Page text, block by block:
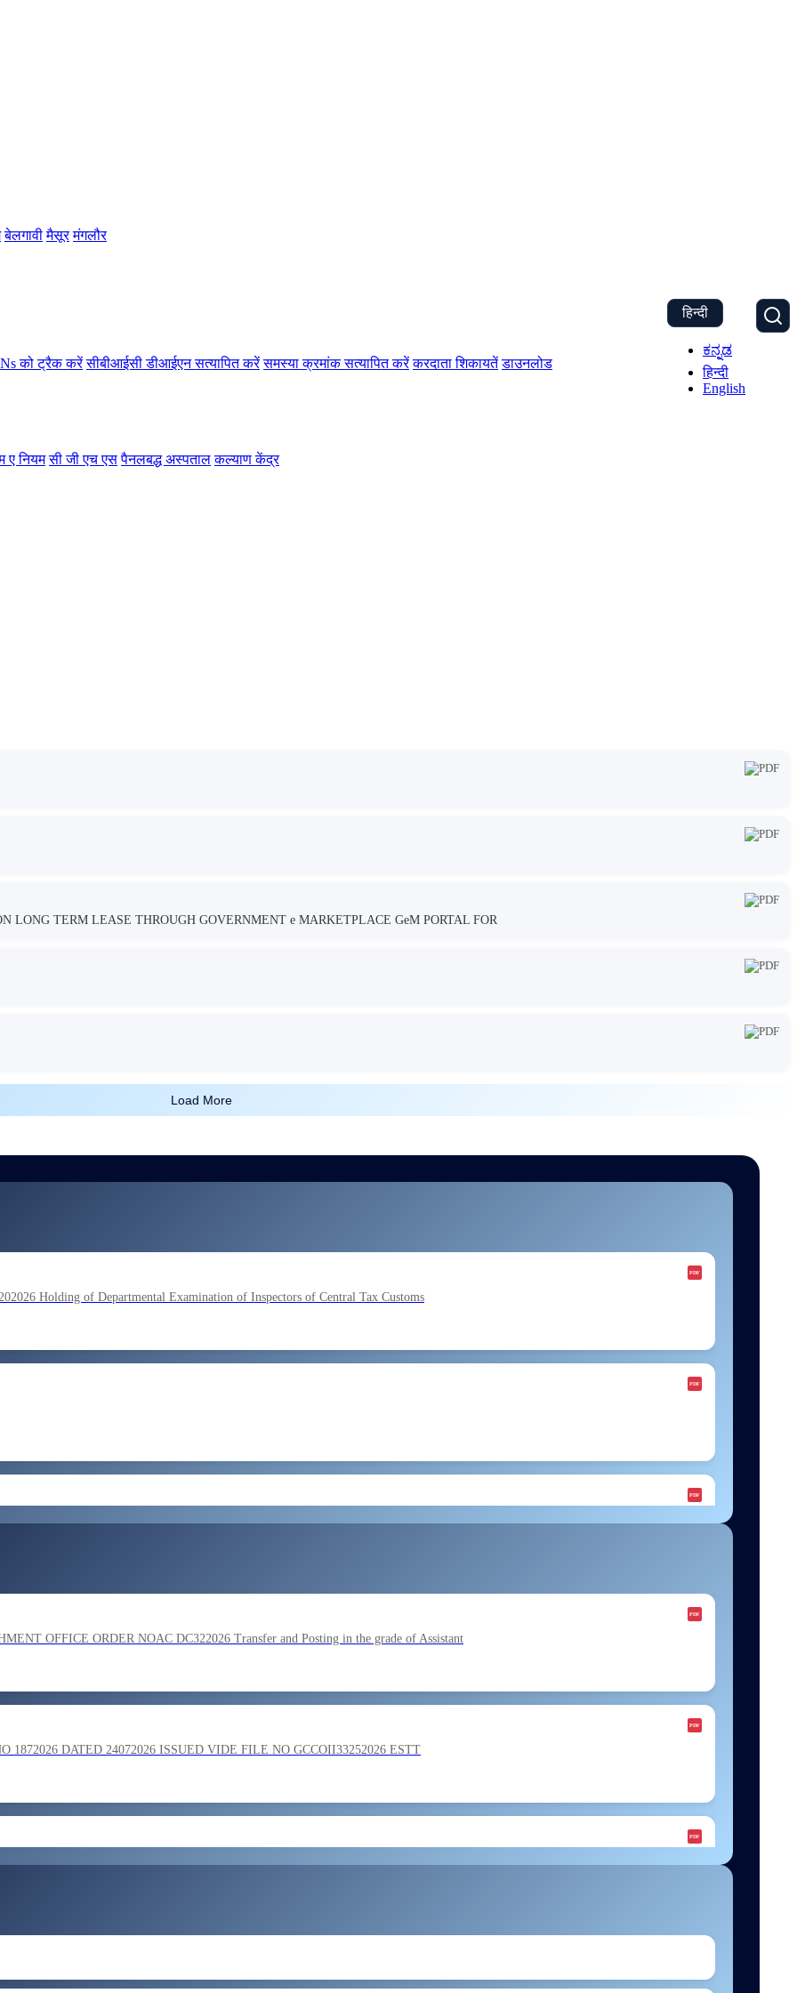
बेलगावी मैसूर मंगलौर
को ट्रैक करें सीबीआईसी डीआईएन सत्यापित करें समस्या क्रमांक सत्यापित करें करदाता शिकायतें डाउनलोड
ए नियम सी जी एच एस पैनलबद्ध अस्पताल कल्याण केंद्र
हिन्दी
ಕನ್ನಡ
हिन्दी
English
LONG TERM LEASE THROUGH GOVERNMENT e MARKETPLACE GeM PORTAL FOR
Load More
Holding of Departmental Examination of Inspectors of Central Tax Customs
on the basis of result of Combined Graduate Level Examination
by SSC on the basis of result of CombIned Graduate Level E
OFFICE ORDER NOAC DC322026 Transfer and Posting in the grade of Assistant
1872026 DATED 24072026 ISSUED VIDE FILE NO GCCOII33252026 ESTT